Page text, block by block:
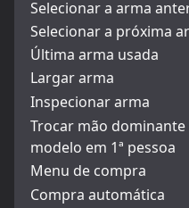
Selecionar a arma
Selecionar a próxima
Última arma usada
Largar arma
Inspecionar arma
Trocar mão dominante
modelo em 1ª pessoa
Menu de compra
Compra automática